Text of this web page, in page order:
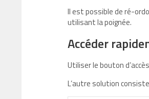
Il est possible de ré-
utilisant la poignée.
Accéder
Utiliser le bouton
L’autre solution